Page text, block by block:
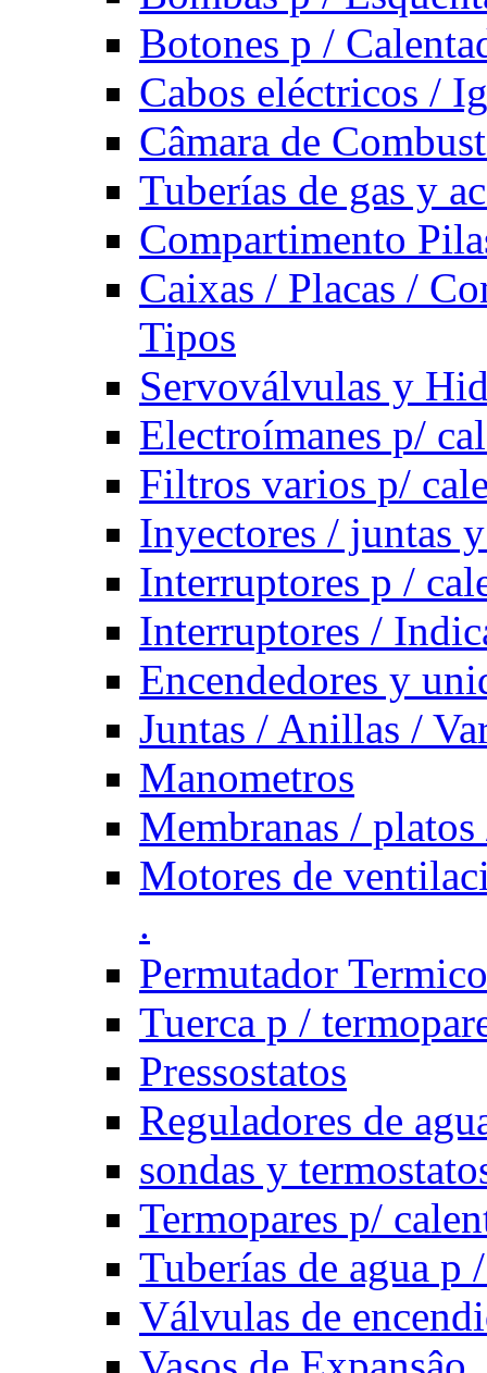
Botones p /
Cabos eléctricos /
Câmara de
Tuberías de gas y
Compartimento
Caixas / Placas /
Tipos
Servoválvulas y
Electroímanes p/
Filtros varios p/
Inyectores / juntas
Interruptores p /
Interruptores /
Encendedores y
Juntas / Anillas /
Manometros
Membranas /
Motores de
.
Permutador Termico
Tuerca p /
Pressostatos
Reguladores de
sondas y
Termopares p/
Tuberías de agua p
Válvulas de